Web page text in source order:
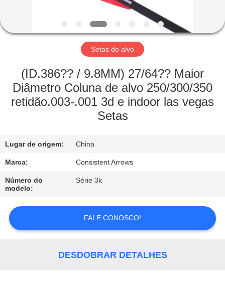
EXCURSÃO
FÁBRICA
CONTROLE
CONTACTE-
NOS
PEÇA
UMAS
Setas do alvo
(ID.386?? / 9.8MM) 27/64?? Maior
Diâmetro Coluna de alvo 250/300/350
retidão.003-.001 3d e indoor las vegas
Setas
Lugar de origem: China
Marca: Consistent Arrows
Número do
modelo:
Série 3k
FALE CONOSCO!
DESDOBRAR DETALHES